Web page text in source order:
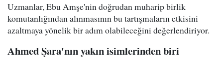
Uzmanlar, Ebu Amşe'nin doğrudan muharip birlik
komutanlığından alınmasının bu tartışmaların etkisini
azaltmaya yönelik bir adım olabileceğini değerlendiriyor.
Ahmed Şara'nın yakın isimlerinden biri